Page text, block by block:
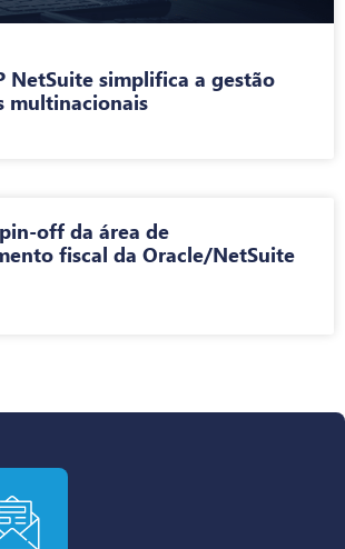
NetSuite simplifica a gestão
multinacionais
off da área de
fiscal da Oracle/NetSuite